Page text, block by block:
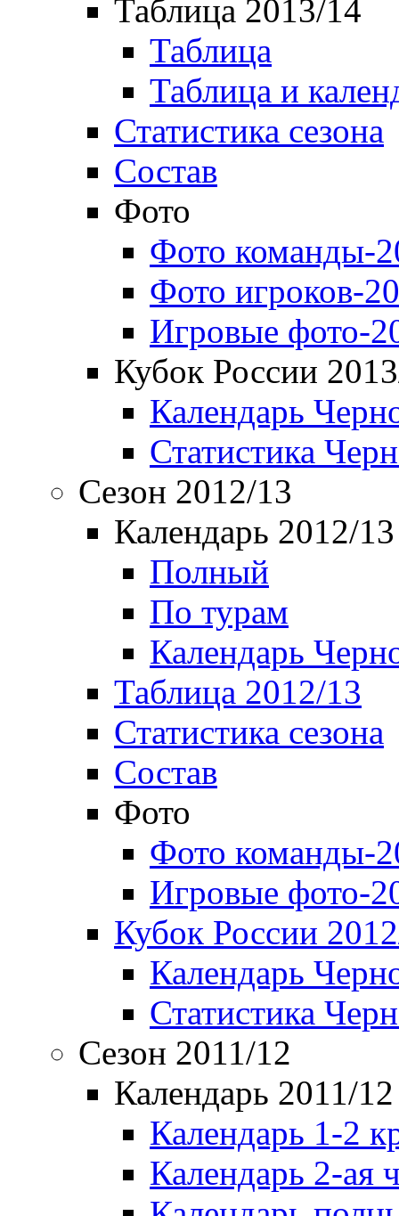
Таблица 2013/14
Таблица
Таблица и
Статистика сезона
Состав
Фото
Фото команды-
Фото игроков-
Игровые фото-
Кубок России
Календарь
Статистика
Сезон 2012/13
Календарь 2012/13
Полный
По турам
Календарь
Таблица 2012/13
Статистика сезона
Состав
Фото
Фото команды-
Игровые фото-
Кубок России
Календарь
Статистика
Сезон 2011/12
Календарь 2011/12
Календарь 1-2
Календарь 2-ая